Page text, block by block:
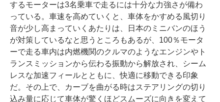
するモーターは3名乗車で走るには十分な力強さが備わ
っている。車速を高めていくと、車体をかすめる風切り
音が少し高まっていくあたりは、日本のミニバンのほう
が対策しているなと思うところもあるが、100％モータ
ーで走る車内は内燃機関のクルマのようなエンジンやト
ランスミッションから伝わる振動から解放され、シーム
レスな加速フィールとともに、快適に移動できる印象
だ。その上で、カーブを曲がる時はステアリングの切り
込み量に応じて車体が驚くほどスムーズに向きを変えて